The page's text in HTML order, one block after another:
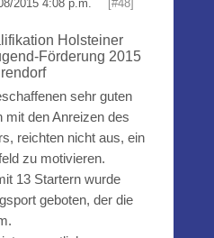
2015 4:08 p.m. [#48]
Holsteiner
Förderung 2015
sehr guten
mit den Anreizen des
reichten nicht aus, ein
zu motivieren.
13 Startern wurde
geboten, der die